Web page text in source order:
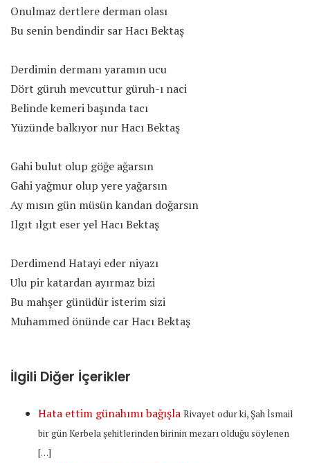
Onulmaz dertlere derman olası
Bu senin bendindir sar Hacı Bektaş
Derdimin dermanı yaramın ucu
Dört güruh mevcuttur güruh-ı naci
Belinde kemeri başında tacı
Yüzünde balkıyor nur Hacı Bektaş
Gahi bulut olup göğe ağarsın
Gahi yağmur olup yere yağarsın
Ay mısın gün müsün kandan doğarsın
Ilgıt ılgıt eser yel Hacı Bektaş
Derdimend Hatayi eder niyazı
Ulu pir katardan ayırmaz bizi
Bu mahşer günüdür isterim sizi
Muhammed önünde car Hacı Bektaş
İlgili Diğer İçerikler
Hata ettim günahımı bağışla Rivayet odur ki, Şah İsmail
bir gün Kerbela şehitlerinden birinin mezarı olduğu söylenen
[…]